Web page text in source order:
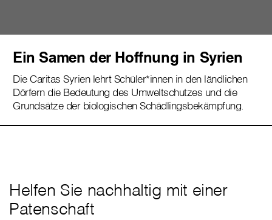
Ein Samen der Hoffnung in Syrien
Die Caritas Syrien lehrt Schüler*innen in den ländlichen
Dörfern die Bedeutung des Umweltschutzes und die
Grundsätze der biologischen Schädlingsbekämpfung.
Helfen Sie nachhaltig mit einer
Patenschaft